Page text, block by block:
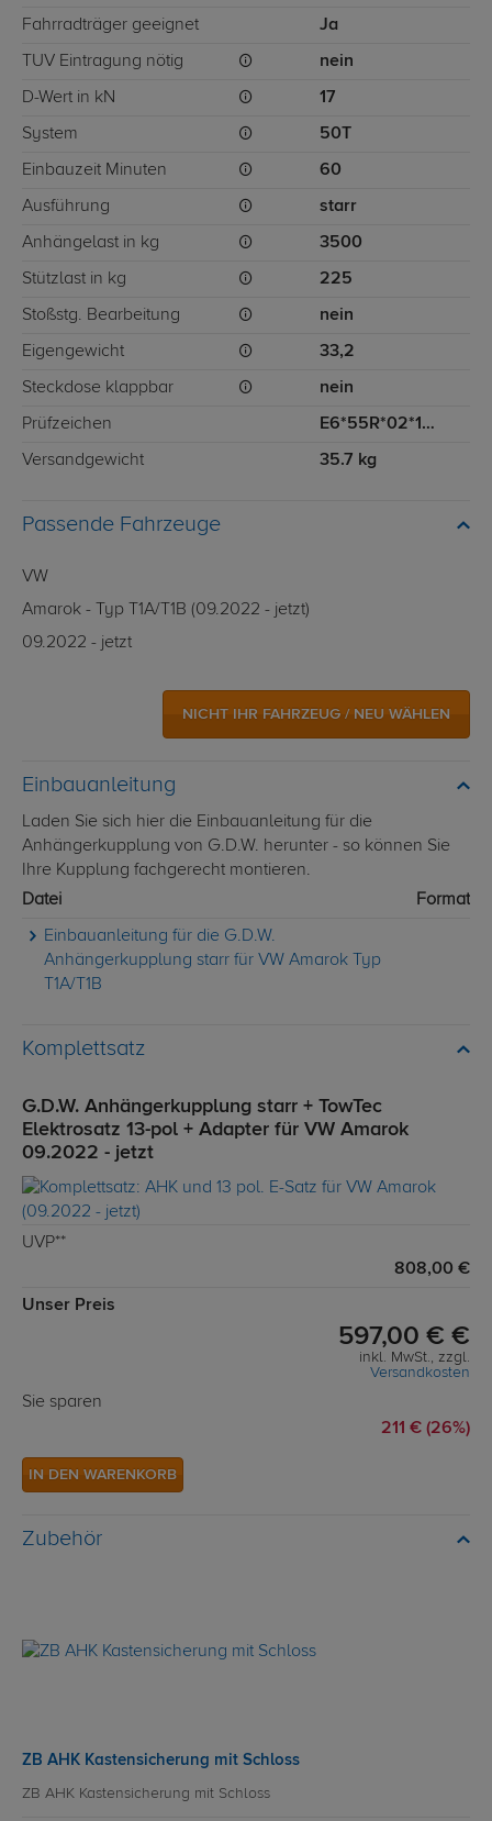
Fahrradträger geeignet Ja
TÜV Eintragung nötig nein
D-Wert in kN 17
System 50T
Einbauzeit Minuten 60
Ausführung starr
Anhängelast in kg 3500
Stützlast in kg 225
Stoßstg. Bearbeitung nein
Eigengewicht 33,2
Steckdose klappbar nein
Prüfzeichen E6*55R*02*1775
Versandgewicht 35.7 kg
Passende Fahrzeuge
VW
Amarok - Typ T1A/T1B (09.2022 - jetzt)
09.2022 - jetzt
NICHT IHR FAHRZEUG / NEU WÄHLEN
Einbauanleitung
Laden Sie sich hier die Einbauanleitung für die
Anhängerkupplung von G.D.W. herunter - so können Sie
Ihre Kupplung fachgerecht montieren.
Datei
Format
Einbauanleitung für die G.D.W.
Anhängerkupplung starr für VW Amarok Typ
T1A/T1B
Komplettsatz
G.D.W. Anhängerkupplung starr + TowTec
Elektrosatz 13-pol + Adapter für VW Amarok
09.2022 - jetzt
UVP**
808,00 €
Unser Preis
597,00 € €
inkl. MwSt., zzgl.
Versandkosten
Sie sparen
211 € (26%)
IN DEN WARENKORB
Zubehör
ZB AHK Kastensicherung mit Schloss
ZB AHK Kastensicherung mit Schloss